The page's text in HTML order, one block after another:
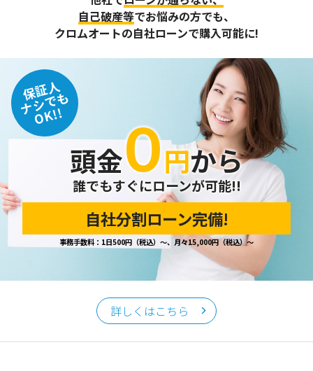
自己破産等でお悩みの方でも、
クロムオートの自社ローンで購入可能に!
保証人
ナシでも
OK!!
頭金０円から
誰でもすぐにローンが可能!!
自社分割ローン完備!
事務手数料：1日500円（税込）～、月々15,000円（税込）～
詳しくはこちら